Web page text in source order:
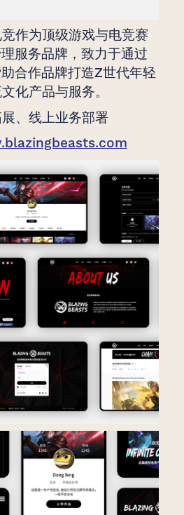
作为顶级游戏与电竞赛
服务品牌，致力于通过
合作品牌打造Z世代年轻
化产品与服务。
、线上业务部署